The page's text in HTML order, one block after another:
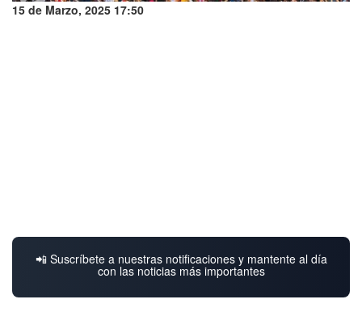
15 de Marzo, 2025 17:50
📲 Suscríbete a nuestras notificaciones y mantente al día
con las noticias más importantes